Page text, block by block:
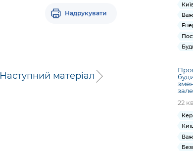
Надрукувати
Наступний матеріал
22